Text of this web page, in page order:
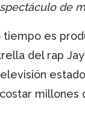
de
es
del rap
millones